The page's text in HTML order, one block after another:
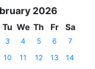
2026
Tu We Th Fr Sa
3 4 5 6
7
10 11 12 13
14